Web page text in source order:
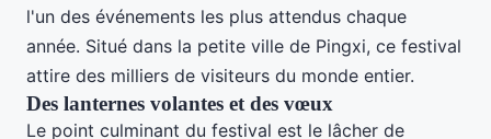
l'un des événements les plus attendus chaque
année. Situé dans la petite ville de Pingxi, ce festival
attire des milliers de visiteurs du monde entier.
Des lanternes volantes et des vœux
Le point culminant du festival est le lâcher de